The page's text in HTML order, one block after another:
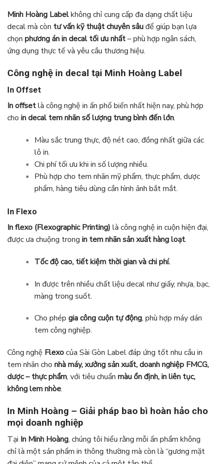
Minh Hoàng Labelkhông chỉ cung cấp đa dạng chất liệu
decal mà còn tư vấn kỹ thuật chuyên sâuđể giúp bạn lựa
chọn phương án in decal tối ưu nhất– phù hợp ngân sách,
ứng dụng thực tế và yêu cầu thương hiệu.
Công nghệ in decal tại Minh Hoàng Label
In Offset
In offsetlà công nghệ in ấn phổ biến nhất hiện nay, phù hợp
cho in decal tem nhãn số lượng trung bình đến lớn.
Màu sắc trung thực, độ nét cao, đồng nhất giữa các
lô in.
Chi phí tối ưu khi in số lượng nhiều.
Phù hợp cho tem nhãn mỹ phẩm, thực phẩm, dược
phẩm, hàng tiêu dùng cần hình ảnh bắt mắt.
In Flexo
In flexo (Flexographic Printing) là công nghệ in cuộn hiện đại,
được ưa chuộng trong in tem nhãn sản xuất hàng loạt.
Tốc độ cao, tiết kiệm thời gian và chi phí.
In được trên nhiều chất liệu decal như giấy, nhựa, bạc,
màng trong suốt.
Cho phép gia công cuộn tự động, phù hợp máy dán
tem công nghiệp.
Công nghệ Flexocủa Sài Gòn Label đáp ứng tốt nhu cầu in
tem nhãn cho nhà máy, xưởng sản xuất, doanh nghiệp FMCG,
dược – thực phẩm, với tiêu chuẩn màu ổn định, in liên tục,
không lem nhòe.
In Minh Hoàng – Giải pháp bao bì hoàn hảo cho
mọi doanh nghiệp
Tại In Minh Hoàng, chúng tôi hiểu rằng mỗi ấn phẩm không
chỉ là một sản phẩm in thông thường mà còn là “gương mặt